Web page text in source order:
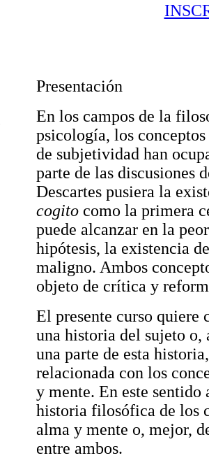
Presentación
En los campos de la
psicología, los
de subjetividad han
parte de las discusiones
Descartes pusiera la
cogito como la primera
puede alcanzar en la
hipótesis, la existencia
maligno. Ambos
objeto de crítica y
El presente curso quiere
una historia del sujeto o,
una parte de esta
relacionada con los
y mente. En este sentido
historia filosófica de los
alma y mente o, mejor,
entre ambos.